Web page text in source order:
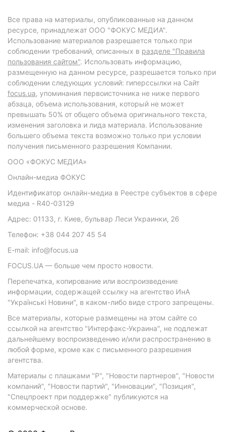
Все права на материалы, опубликованные на данном
ресурсе, принадлежат ООО "ФОКУС МЕДИА".
Использование материалов разрешается только при
соблюдении требований, описанных в разделе "Правила
пользования сайтом". Использовать информацию,
размещенную на данном ресурсе, разрешается только при
соблюдении следующих условий: гиперссылки на Сайт
focus.ua, упоминания первоисточника не ниже первого
абзаца, объема использования, который не может
превышать 50% от общего объема оригинального текста,
изменения заголовка и лида материала. Использование
большего объема текста возможно только при условии
получения письменного разрешения Компании.
ООО «ФОКУС МЕДИА»
Онлайн-медиа ФОКУС
Идентификатор онлайн-медиа в Реестре субъектов в сфере
медиа - R40-03129
Адрес: 01133, г. Киев, бульвар Леси Украинки, 26
Телефон: +38 044 207 45 54
E-mail: info@focus.ua
FOCUS.UA — больше чем просто новости.
Перепечатка, копирование или воспроизведение
информации, содержащей ссылку на агентство ИнА
"Українські Новини", в каком-либо виде строго запрещены.
Все материалы, которые размещены на этом сайте со
ссылкой на агентство "Интерфакс-Украина", не подлежат
дальнейшему воспроизведению и/или распространению в
любой форме, кроме как с письменного разрешения
агентства.
Материалы с плашками "Р", "Новости партнеров", "Новости
компаний", "Новости партий", "Инновации", "Позиция",
"Спецпроект при поддержке" публикуются на
коммерческой основе.